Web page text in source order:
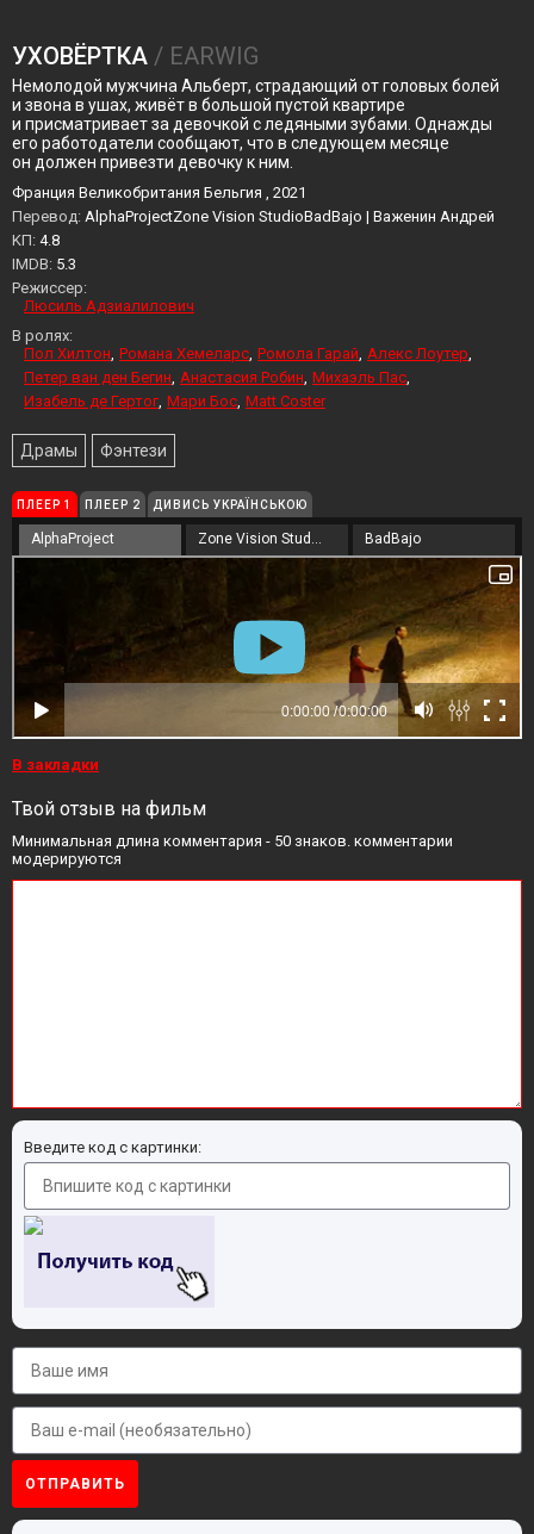
УХОВЁРТКА / EARWIG
Немолодой мужчина Альберт, страдающий от головых болей
и звона в ушах, живёт в большой пустой квартире
и присматривает за девочкой с ледяными зубами. Однажды
его работодатели сообщают, что в следующем месяце
он должен привезти девочку к ним.
Франция Великобритания Бельгия , 2021
Перевод: AlphaProjectZone Vision StudioBadBajo | Важенин Андрей
KП: 4.8
IMDB: 5.3
Режиссер:
Люсиль Адзиалилович
В ролях:
Пол Хилтон Романа Хемеларс Ромола Гарай Алекс Лоутер
Петер ван ден Бегин Анастасия Робин Михаэль Пас
Изабель де Гертог Мари Бос Matt Coster
Драмы Фэнтези
ПЛЕЕР 1 ПЛЕЕР 2 ДИВИСЬ УКРАЇНСЬКОЮ
AlphaProject Zone Vision Studio BadBajo
В закладки
Твой отзыв на фильм
Минимальная длина комментария - 50 знаков. комментарии
модерируются
Введите код с картинки:
ОТПРАВИТЬ